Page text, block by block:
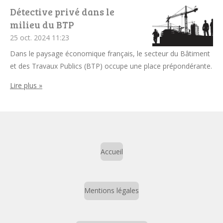
Détective privé dans le
milieu du BTP
25 oct. 2024 11:23
Dans le paysage économique français, le secteur du Bâtiment
et des Travaux Publics (BTP) occupe une place prépondérante.
Lire plus »
Accueil
Mentions légales